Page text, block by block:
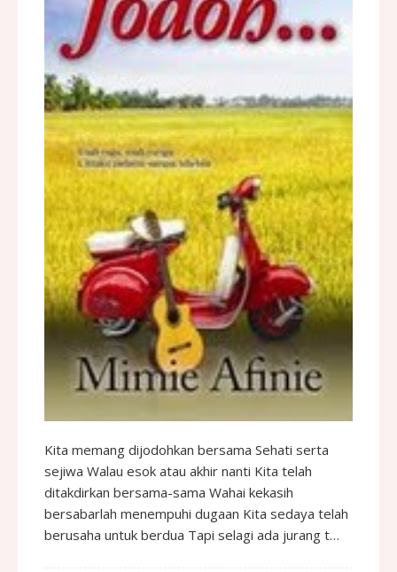
Kita memang dijodohkan bersama Sehati serta
sejiwa Walau esok atau akhir nanti Kita telah
ditakdirkan bersama-sama Wahai kekasih
bersabarlah menempuhi dugaan Kita sedaya telah
berusaha untuk berdua Tapi selagi ada jurang t…